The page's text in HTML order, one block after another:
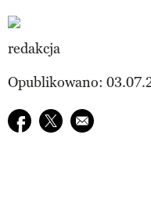
redakcja
Opublikowano:
Udostępnij na facebook
Udostępnij na
E-mail do